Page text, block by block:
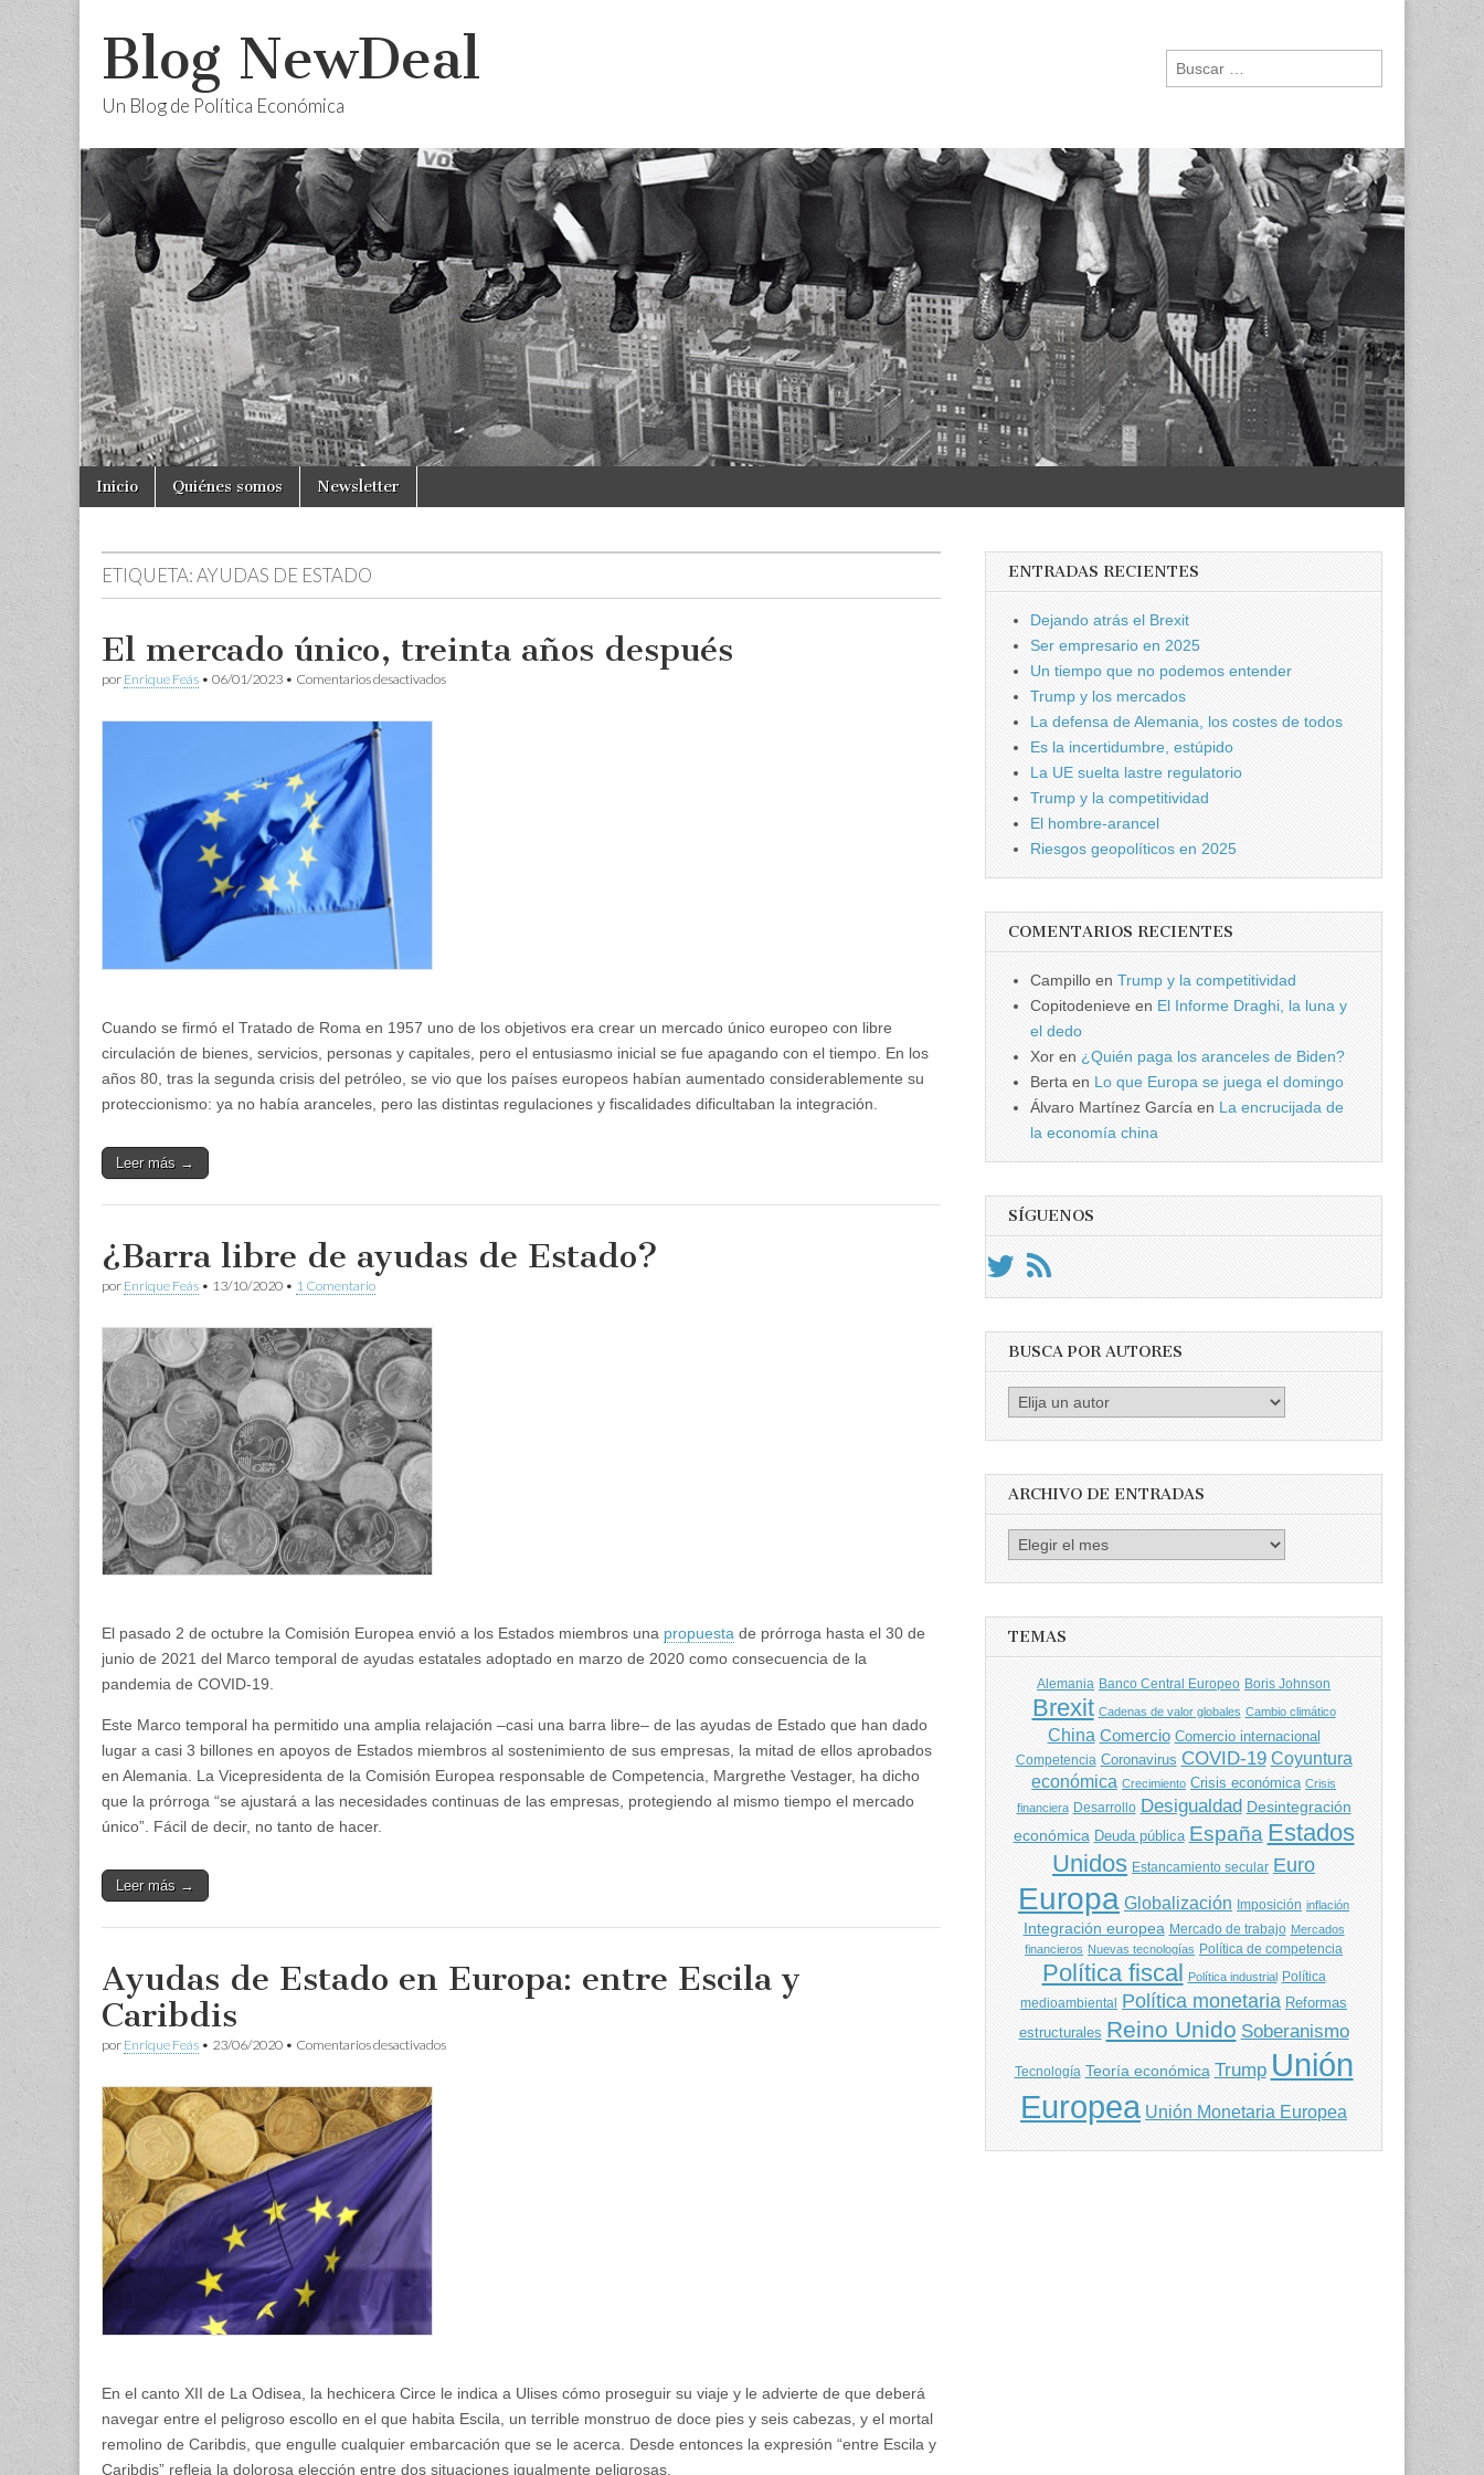
Blog NewDeal
Un Blog de Política Económica
Buscar:
Main
menu
Skip
Inicio Quiénes somos Newsletter
ETIQUETA:AYUDAS DE ESTADO
El mercado único, treinta años después
por Enrique Feás • 06/01/2023 • Comentarios desactivadosen
Cuando se firmó el Tratado de Roma en 1957 uno de los objetivos era crear un mercado único europeo con libre
circulación de bienes, servicios, personas y capitales, pero el entusiasmo inicial se fue apagando con el tiempo. En los
años 80, tras la segunda crisis del petróleo, se vio que los países europeos habían aumentado considerablemente su
proteccionismo: ya no había aranceles, pero las distintas regulaciones y fiscalidades dificultaban la integración.
Leer más →
¿Barra libre de ayudas de Estado?
por Enrique Feás • 13/10/2020 • 1 Comentario
El pasado 2 de octubre la Comisión Europea envió a los Estados miembros una propuesta de prórroga hasta el 30 de
junio de 2021 del Marco temporal de ayudas estatales adoptado en marzo de 2020 como consecuencia de la
pandemia de COVID-19.
Este Marco temporal ha permitido una amplia relajación –casi una barra libre– de las ayudas de Estado que han dado
lugar a casi 3 billones en apoyos de Estados miembros al sostenimiento de sus empresas, la mitad de ellos aprobados
en Alemania. La Vicepresidenta de la Comisión Europea responsable de Competencia, Margrethe Vestager, ha dicho
que la prórroga “se ajustará a las necesidades continuas de las empresas, protegiendo al mismo tiempo el mercado
único”. Fácil de decir, no tanto de hacer.
Leer más →
Ayudas de Estado en Europa: entre Escila y
Caribdis
por Enrique Feás • 23/06/2020 • Comentarios desactivadosen
En el canto XII de La Odisea, la hechicera Circe le indica a Ulises cómo proseguir su viaje y le advierte de que deberá
navegar entre el peligroso escollo en el que habita Escila, un terrible monstruo de doce pies y seis cabezas, y el mortal
remolino de Caribdis, que engulle cualquier embarcación que se le acerca. Desde entonces la expresión “entre Escila y
Caribdis” refleja la dolorosa elección entre dos situaciones igualmente peligrosas.
ENTRADAS RECIENTES
Dejando atrás el Brexit
Ser empresario en 2025
Un tiempo que no podemos entender
Trump y los mercados
La defensa de Alemania, los costes de todos
Es la incertidumbre, estúpido
La UE suelta lastre regulatorio
Trump y la competitividad
El hombre-arancel
Riesgos geopolíticos en 2025
COMENTARIOS RECIENTES
Campillo enTrump y la competitividad
Copitodenieve en El Informe Draghi, la luna y
el dedo
Xor en ¿Quién paga los aranceles de Biden?
Berta en Lo que Europa se juega el domingo
Álvaro Martínez García en La encrucijada de
la economía china
SÍGUENOS
BUSCA POR AUTORES
Busca
por
ARCHIVO DE ENTRADAS
Archivo
TEMAS
Alemania Banco Central Europeo Boris Johnson
Brexit Cadenas de valor globales Cambio climático
China Comercio Comercio internacional
Competencia Coronavirus COVID-19 Coyuntura
económica Crecimiento Crisis económica Crisis
financiera Desarrollo Desigualdad Desintegración
económica Deuda pública España Estados
Unidos Estancamiento secular Euro
Europa Globalización Imposición inflación
Integración europea Mercado de trabajo Mercados
financieros Nuevas tecnologías Política de competencia
Política fiscal Política industrial Política
medioambiental Política monetaria Reformas
estructurales Reino Unido Soberanismo
Tecnología Teoría económica Trump Unión
Europea Unión Monetaria Europea